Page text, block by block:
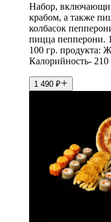
Набор,
крабом, а также
колбасок
пицца пепперони.
100 гр. продукта:
Калорийность-
1 490 ₽